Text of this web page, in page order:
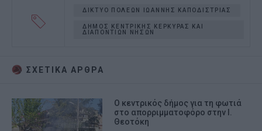
ΔΙΚΤΥΟ ΠΟΛΕΩΝ ΙΩΑΝΝΗΣ ΚΑΠΟΔΙΣΤΡΙΑΣ
ΔΗΜΟΣ ΚΕΝΤΡΙΚΗΣ ΚΕΡΚΥΡΑΣ ΚΑΙ
ΔΙΑΠΟΝΤΙΩΝ ΝΗΣΩΝ
ΣΧΕΤΙΚA AΡΘΡΑ
Ο κεντρικός δήμος για τη φωτιά
στο απορριμματοφόρο στην Ι.
Θεοτόκη